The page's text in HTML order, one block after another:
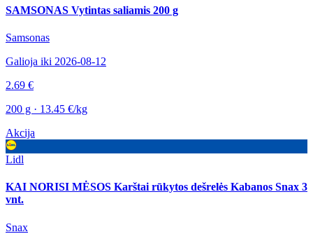
SAMSONAS Vytintas saliamis 200 g
Samsonas
Galioja iki 2026-08-12
2.69 €
200 g · 13.45 €/kg
Akcija
Lidl
KAI NORISI MĖSOS Karštai rūkytos dešrelės Kabanos Snax 3
vnt.
Snax